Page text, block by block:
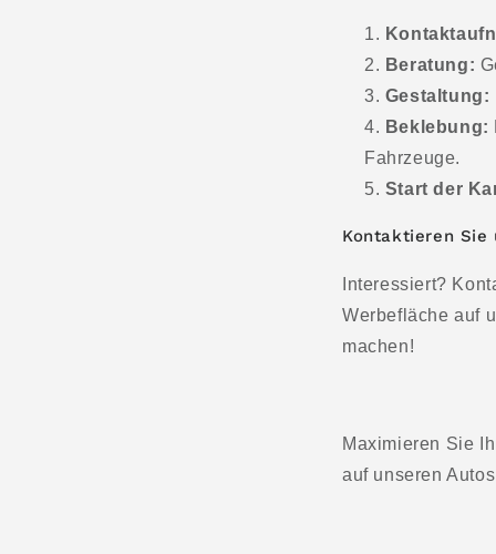
Beratung:
Gestaltung:
Beklebung:
Fahrzeuge.
Start der
Kontaktieren Sie
Interessiert?
Werbefläche auf
machen!
Maximieren Sie
auf unseren